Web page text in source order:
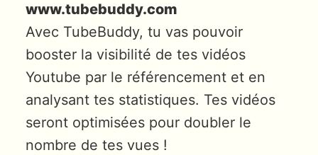
www.tubebuddy.com
Avec TubeBuddy, tu vas pouvoir
booster la visibilité de tes vidéos
Youtube par le référencement et en
analysant tes statistiques. Tes vidéos
seront optimisées pour doubler le
nombre de tes vues !